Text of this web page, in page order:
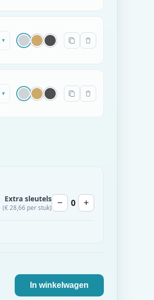
▾
▾
Extra sleutels
(€ 28,66 per stuk) − 0 +
In winkelwagen